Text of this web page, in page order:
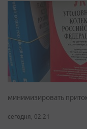
минимизировать
сегодня, 02:21